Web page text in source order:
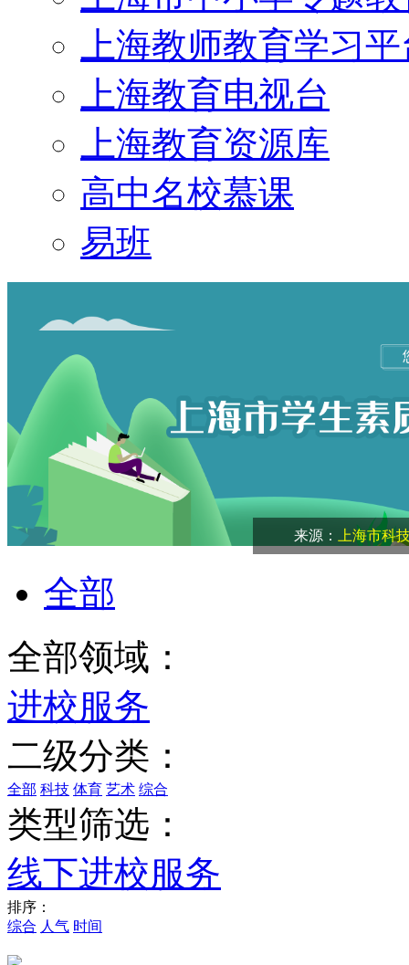
上海教师教育学习
上海教育电视台
上海教育资源库
高中名校慕课
易班
来源： 上海市科
全部
全部领域：
进校服务
二级分类：
全部 科技 体育 艺术 综合
类型筛选：
线下进校服务
排序：
综合 人气 时间